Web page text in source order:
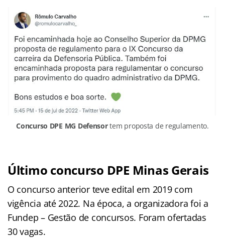
Concurso DPE MG Defensortem proposta de regulamento.
Último concurso DPE Minas Gerais
O concurso anterior teve edital em 2019 com
vigência até 2022. Na época, a organizadora foi a
Fundep – Gestão de concursos. Foram ofertadas
30 vagas.